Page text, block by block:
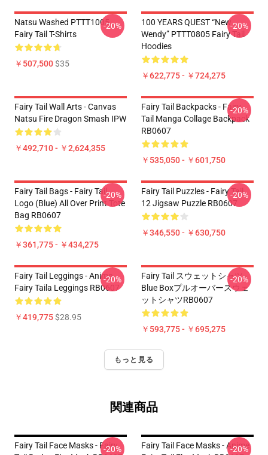
Natsu Washed PTTT1005
Fairy Tail T-Shirts
￥507,500$35
-20%
100 YEARS QUEST “New
Wendy” PTTT0805 Fairy Tail
Hoodies
￥622,775 - ￥724,275
-20%
Fairy Tail Wall Arts - Canvas
Natsu Fire Dragon Smash IPW
￥492,710 - ￥2,624,355
Fairy Tail Backpacks - Fairy
Tail Manga Collage Backpack
RB0607
￥535,050 - ￥601,750
-20%
Fairy Tail Bags - Fairy Tail
Logo (blue) All Over Print Tote
Bag RB0607
￥361,775 - ￥434,275
-20%
Fairy Tail Puzzles - Fairy Tail
12 Jigsaw Puzzle RB0607
￥346,550 - ￥630,750
-20%
Fairy Tail Leggings - Anime
Fairy Taila Leggings RB0607
￥419,775$28.95
-20%
Fairy Tail スウェットシャツ -
Blue Boxプルオーバースウェ
ットシャツRB0607
￥593,775 - ￥695,275
-20%
もっと見る
関連商品
Fairy Tail Face Masks - Fairy
-20%
Fairy Tail Face Masks - Anime
-20%